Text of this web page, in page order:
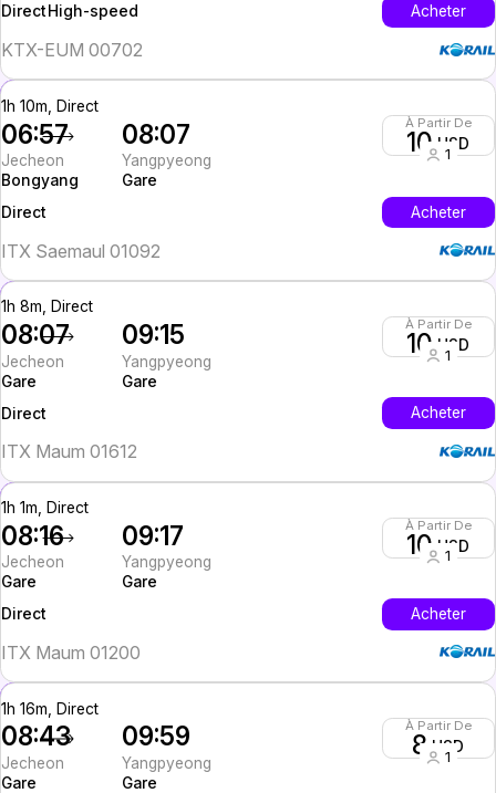
Direct High-speed Acheter
KTX-EUM 00702
1h 10m, Direct
06:57
Jecheon
Bongyang
08:07
Yangpyeong
Gare
À Partir De
10USD
1
Direct Acheter
ITX Saemaul 01092
1h 8m, Direct
08:07
Jecheon
Gare
09:15
Yangpyeong
Gare
À Partir De
10USD
1
Direct Acheter
ITX Maum 01612
1h 1m, Direct
08:16
Jecheon
Gare
09:17
Yangpyeong
Gare
À Partir De
10USD
1
Direct Acheter
ITX Maum 01200
1h 16m, Direct
08:43
Jecheon
Gare
09:59
Yangpyeong
Gare
À Partir De
8 USD
1